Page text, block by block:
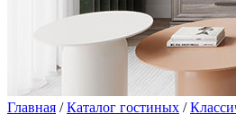
Главная /Каталог гостиных /